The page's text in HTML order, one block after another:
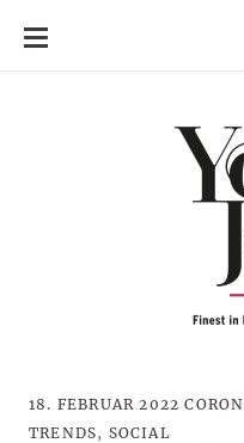
SKIP
18. FEBRUAR 2022
TRENDS, SOCIAL